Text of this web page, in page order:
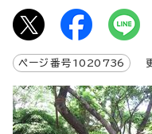
ページ番号 1020736 更